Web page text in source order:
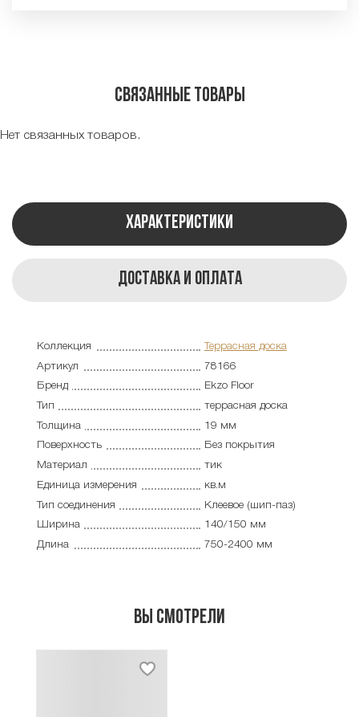
Связанные товары
Нет связанных товаров.
Характеристики
Доставка и оплата
Коллекция
Террасная доска
Артикул
78166
Бренд
Ekzo Floor
Тип
террасная доска
Толщина
19 мм
Поверхность
Без покрытия
Материал
тик
Единица измерения
кв.м
Тип соединения
Клеевое (шип-паз)
Ширина
140/150 мм
Длина
750-2400 мм
Вы смотрели